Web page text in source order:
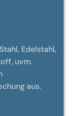
Edelstahl,
uvm.
aus.